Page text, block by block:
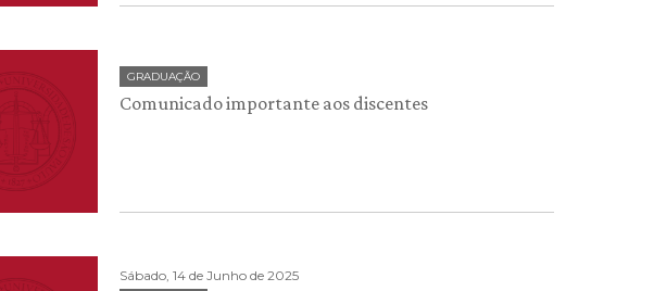
GRADUAÇÃO
Comunicado importante aos discentes
Sábado, 14 de Junho de 2025